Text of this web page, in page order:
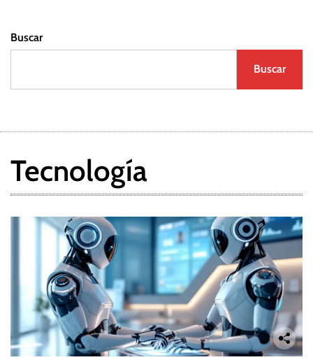
Buscar
Buscar
Tecnología